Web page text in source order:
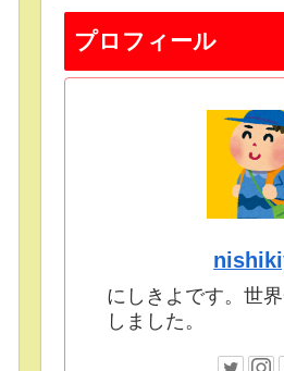
プロフィール
にしきよです。世
しました。